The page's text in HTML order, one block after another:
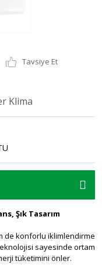
Tavsiye Et
Klima
Şık Tasarım
de konforlu iklimlendirme
sayesinde ortam
tüketimini önler.